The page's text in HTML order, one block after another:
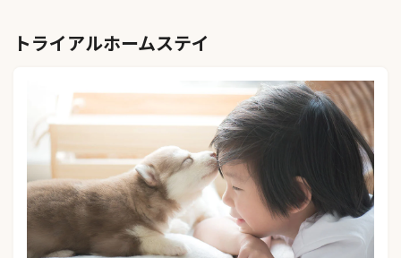
トライアルホームステイ